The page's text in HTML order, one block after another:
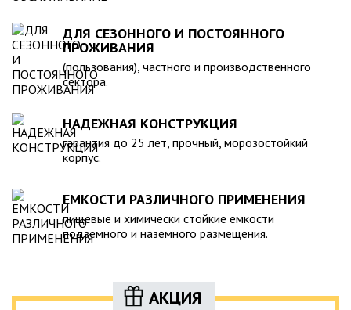
ДЛЯ СЕЗОННОГО И ПОСТОЯННОГО
ПРОЖИВАНИЯ
(пользования), частного и производственного
сектора.
НАДЕЖНАЯ КОНСТРУКЦИЯ
гарантия до 25 лет, прочный, морозостойкий
корпус.
ЕМКОСТИ РАЗЛИЧНОГО ПРИМЕНЕНИЯ
пищевые и химически стойкие емкости
подземного и наземного размещения.
АКЦИЯ